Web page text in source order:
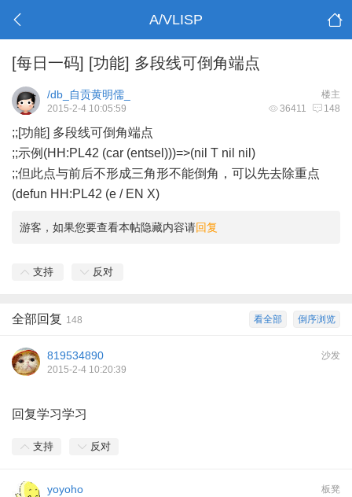
A/VLISP
[每日一码] [功能] 多段线可倒角端点
楼主
/db_自贡黄明儒_
36411 148
2015-2-4 10:05:59
;;[功能] 多段线可倒角端点
;;示例(HH:PL42 (car (entsel)))=>(nil T nil nil)
;;但此点与前后不形成三角形不能倒角，可以先去除重点
(defun HH:PL42 (e / EN X)
游客，如果您要查看本帖隐藏内容请回复
支持 反对
倒序浏览
看全部
全部回复 148
沙发
819534890
2015-2-4 10:20:39
回复学习学习
支持 反对
板凳
yoyoho